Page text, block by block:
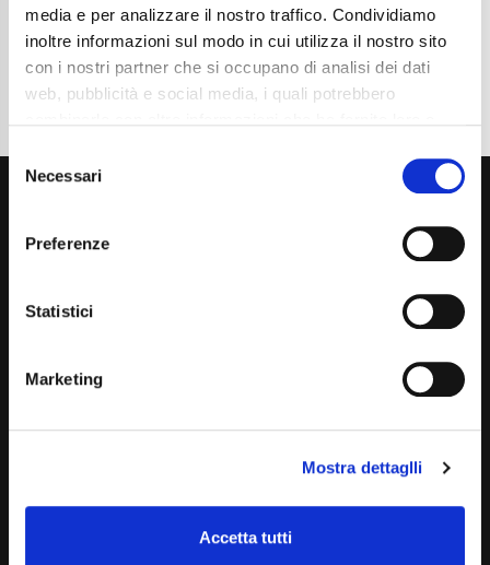
media e per analizzare il nostro traffico. Condividiamo
inoltre informazioni sul modo in cui utilizza il nostro sito
con i nostri partner che si occupano di analisi dei dati
web, pubblicità e social media, i quali potrebbero
mera chiusura del banner non comporta l’accettazione
tutti” o selezionando le diverse categorie di cookies
Consent
Selection
Necessari
Preferenze
Statistici
Marketing
Mostra dettaglli
Accetta tutti
Via Giuditta Pasta 2, Como (CO) 22100
(+39) 031 431 3066